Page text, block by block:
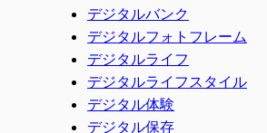
デジタルバンク
デジタルフォトフレーム
デジタルライフ
デジタルライフスタイル
デジタル体験
デジタル保存